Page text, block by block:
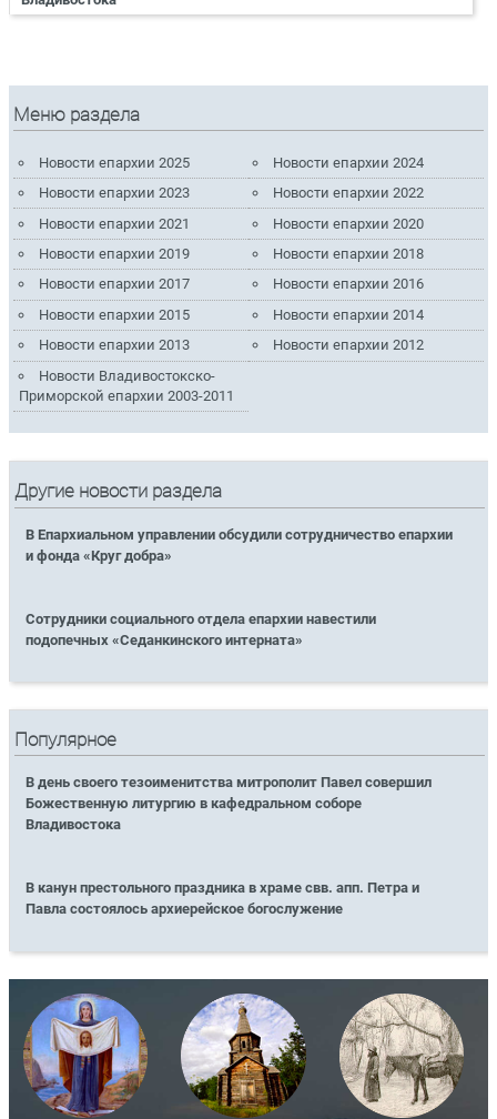
Меню раздела
Новости епархии 2025
Новости епархии 2024
Новости епархии 2023
Новости епархии 2022
Новости епархии 2021
Новости епархии 2020
Новости епархии 2019
Новости епархии 2018
Новости епархии 2017
Новости епархии 2016
Новости епархии 2015
Новости епархии 2014
Новости епархии 2013
Новости епархии 2012
Новости Владивостокско-
Приморской епархии 2003-2011
Другие новости раздела
В Епархиальном управлении обсудили сотрудничество епархии
и фонда «Круг добра»
Сотрудники социального отдела епархии навестили
подопечных «Седанкинского интерната»
Популярное
В день своего тезоименитства митрополит Павел совершил
Божественную литургию в кафедральном соборе
Владивостока
В канун престольного праздника в храме свв. апп. Петра и
Павла состоялось архиерейское богослужение